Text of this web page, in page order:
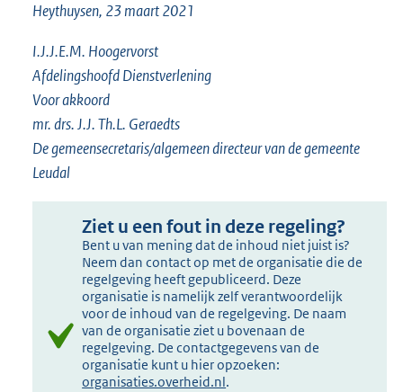
Heythuysen, 23 maart 2021
I.J.J.E.M. Hoogervorst
Afdelingshoofd Dienstverlening
Voor akkoord
mr. drs. J.J. Th.L. Geraedts
De gemeensecretaris/algemeen directeur van de gemeente
Leudal
Ziet u een fout in deze regeling?
Bent u van mening dat de inhoud niet juist is?
Neem dan contact op met de organisatie die de
regelgeving heeft gepubliceerd. Deze
organisatie is namelijk zelf verantwoordelijk
voor de inhoud van de regelgeving. De naam
van de organisatie ziet u bovenaan de
regelgeving. De contactgegevens van de
organisatie kunt u hier opzoeken:
organisaties.overheid.nl.